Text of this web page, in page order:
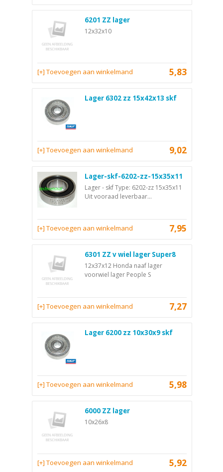
6201 ZZ lager
12x32x10
5,83
[+] Toevoegen aan winkelmand
Lager 6302 zz 15x42x13 skf
9,02
[+] Toevoegen aan winkelmand
Lager-skf-6202-zz-15x35x11
Lager - skf Type: 6202-zz 15x35x11
Uit vooraad leverbaar...
7,95
[+] Toevoegen aan winkelmand
6301 ZZ v wiel lager Super8
12x37x12 Honda naaf lager
voorwiel lager People S
7,27
[+] Toevoegen aan winkelmand
Lager 6200 zz 10x30x9 skf
5,98
[+] Toevoegen aan winkelmand
6000 ZZ lager
10x26x8
5,92
[+] Toevoegen aan winkelmand